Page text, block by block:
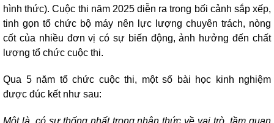
hình thức). Cuộc thi năm 2025 diễn ra trong bối cảnh sắp xếp,
tinh gọn tổ chức bộ máy nên lực lượng chuyên trách, nòng
cốt của nhiều đơn vị có sự biến động, ảnh hưởng đến chất
lượng tổ chức cuộc thi.
Qua 5 năm tổ chức cuộc thi, một số bài học kinh nghiệm
được đúc kết như sau: